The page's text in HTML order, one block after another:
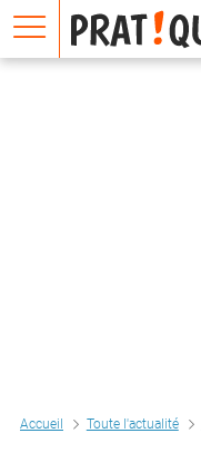
Accueil Toute l'actualité
E
m
a